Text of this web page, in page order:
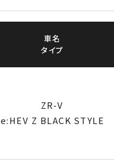
車名
タイプ
ZR-V
e:HEV Z BLACK STYLE